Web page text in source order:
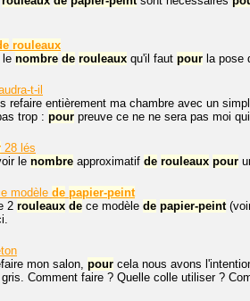
rouleaux
le nombre de rouleaux qu'il faut pour la pose
t-il
refaire entièrement ma chambre avec un
trop : pour preuve ce ne ne sera pas moi
28 lés
le nombre approximatif de rouleaux pour
modèle de papier-peint
2 rouleaux de ce modèle de papier-peint
mon salon, pour cela nous avons
Comment faire ? Quelle colle utiliser ?